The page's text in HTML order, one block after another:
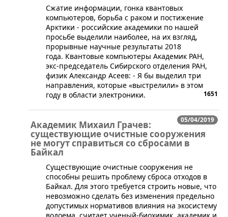
​​Сжатие информации, гонка квантовых
компьютеров, борьба с раком и постижение
Арктики - российские академики по нашей
просьбе выделили наиболее, на их взгляд,
прорывные научные результаты 2018
года. Квантовые компьютеры Академик РАН,
экс-председатель Сибирского отделения РАН,
физик Александр Асеев: - Я бы выделил три
направления, которые «выстрелили» в этом
году в области электроники.
1651
05/04/2019
Академик Михаил Грачев:
существующие очистные сооружения
не могут справиться со сбросами в
Байкал
​Существующие очистные сооружения не
способны решить проблему сброса отходов в
Байкал. Для этого требуется строить новые, что
невозможно сделать без изменения предельно
допустимых нормативов влияния на экосистему